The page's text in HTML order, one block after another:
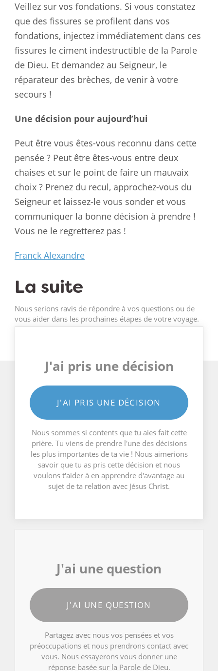
Veillez sur vos fondations. Si vous constatez
que des fissures se profilent dans vos
fondations, injectez immédiatement dans ces
fissures le ciment indestructible de la Parole
de Dieu. Et demandez au Seigneur, le
réparateur des brèches, de venir à votre
secours !
Une décision pour aujourd’hui
Peut être vous êtes-vous reconnu dans cette
pensée ? Peut être êtes-vous entre deux
chaises et sur le point de faire un mauvaix
choix ? Prenez du recul, approchez-vous du
Seigneur et laissez-le vous sonder et vous
communiquer la bonne décision à prendre !
Vous ne le regretterez pas !
Franck Alexandre
La suite
Nous serions ravis de répondre à vos questions ou de
vous aider dans les prochaines étapes de votre voyage.
J'ai pris une décision
J'AI PRIS UNE DÉCISION
Nous sommes si contents que tu aies fait cette
prière. Tu viens de prendre l'une des décisions
les plus importantes de ta vie ! Nous aimerions
savoir que tu as pris cette décision et nous
voulons t'aider à en apprendre d'avantage au
sujet de ta relation avec Jésus Christ.
J'ai une question
J'AI UNE QUESTION
Partagez avec nous vos pensées et vos
préoccupations et nous prendrons contact avec
vous. Nous essayerons vous donner une
réponse basée sur la Parole de Dieu.